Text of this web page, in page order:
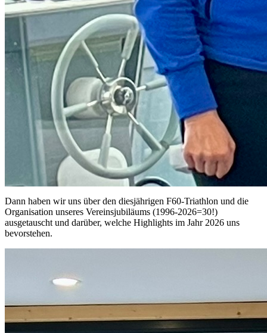
Dann haben wir uns über den diesjährigen F60-Triathlon und die
Organisation unseres Vereinsjubiläums (1996-2026=30!)
ausgetauscht und darüber, welche Highlights im Jahr 2026 uns
bevorstehen.